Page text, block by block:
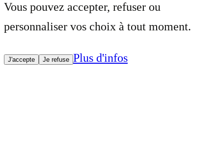
Vous pouvez accepter, refuser ou
personnaliser vos choix à tout moment.
J'accepte Je refuse Plus d'infos